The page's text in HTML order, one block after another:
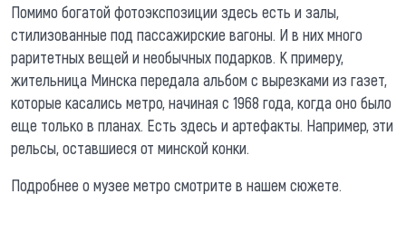
Помимо богатой фотоэкспозиции здесь есть и залы,
стилизованные под пассажирские вагоны. И в них много
раритетных вещей и необычных подарков. К примеру,
жительница Минска передала альбом с вырезками из газет,
которые касались метро, начиная с 1968 года, когда оно было
еще только в планах. Есть здесь и артефакты. Например, эти
рельсы, оставшиеся от минской конки.
Подробнее о музее метро смотрите в нашем сюжете.